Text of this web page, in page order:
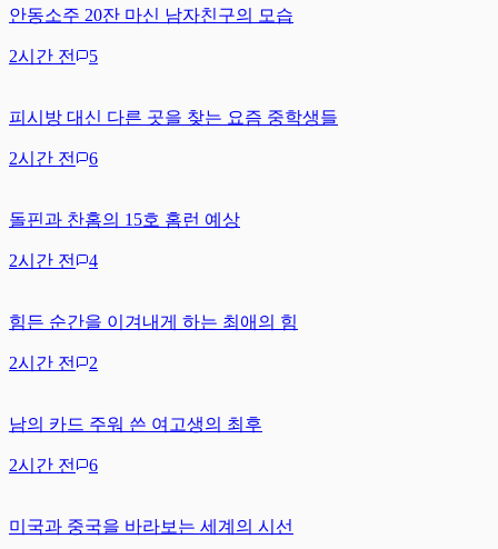
안동소주 20잔 마신 남자친구의 모습
2시간 전 5
피시방 대신 다른 곳을 찾는 요즘 중학생들
2시간 전 6
돌핀과 찬홈의 15호 홈런 예상
2시간 전 4
힘든 순간을 이겨내게 하는 최애의 힘
2시간 전 2
남의 카드 주워 쓴 여고생의 최후
2시간 전 6
미국과 중국을 바라보는 세계의 시선